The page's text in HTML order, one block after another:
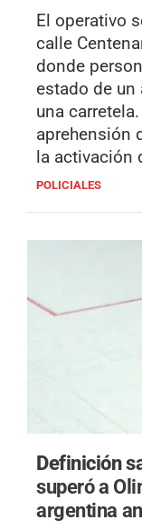
El operativo
calle
donde
estado de un
una
aprehensión
la activación
POLICIALES
Definición
superó a
argentina